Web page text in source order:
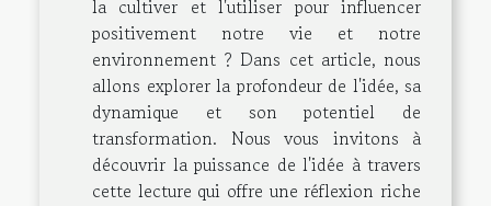
la cultiver et l'utiliser pour influencer
positivement notre vie et notre
environnement ? Dans cet article, nous
allons explorer la profondeur de l'idée, sa
dynamique et son potentiel de
transformation. Nous vous invitons à
découvrir la puissance de l'idée à travers
cette lecture qui offre une réflexion riche